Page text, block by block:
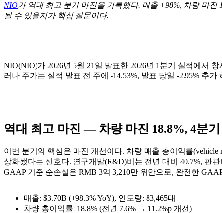
NIO가 역대 최고 분기 마진을 기록했다. 매출 +98%, 차량 마
될 수 있을지가 핵심 질문이다.
NIO(NIO)가 2026년 5월 21일 발표한 2026년 1분기 실적에서
러나 주가는 실적 발표 전 주에 -14.53%, 발표 당일 -2.95% 추
역대 최고 마진 — 차량 마진 18.8%, 4분기
이번 분기의 핵심은 마진 개선이다. 차량 매출 총이익률
상화됐다는 신호다. 연구개발(R&D)비는 전년 대비 40.7%, 판
GAAP 기준 순손실은 RMB 3억 3,210만 위안으로, 완전한
매출: $3.70B (+98.3% YoY), 인도량: 83,465대
차량 총이익률: 18.8% (전년 7.6% → 11.2%p 개선)